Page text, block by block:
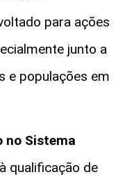
para ações
junto a
e populações em
no Sistema
qualificação de